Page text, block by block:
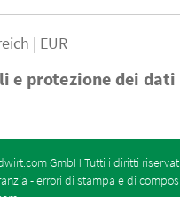
e protezione dei dati
| EUR
GmbH Tutti i diritti
- errori di stampa e di